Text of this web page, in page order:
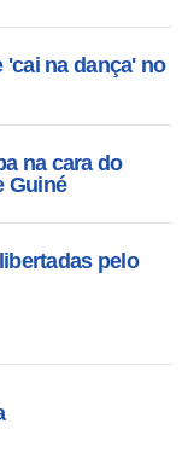
na dança' no
na cara do
Guiné
pelo